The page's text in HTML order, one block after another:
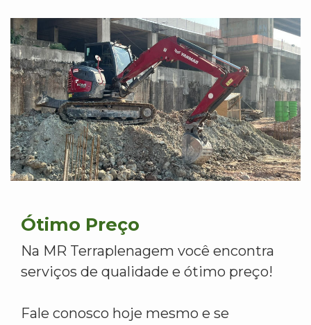
Ótimo Preço
Na MR Terraplenagem você encontra
serviços de qualidade e ótimo preço!
Fale conosco hoje mesmo e se